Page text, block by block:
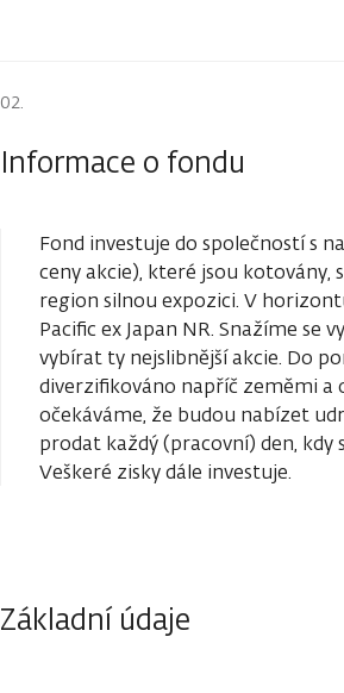
Informace o fondu
Fond investuje do společností s
ceny akcie), které jsou
region silnou expozici. V
Pacific ex Japan NR. Snažíme
vybírat ty nejslibnější akcie. Do
diverzifikováno napříč zeměmi a
očekáváme, že budou nabízet
prodat každý (pracovní) den,
Veškeré zisky dále investuje.
Základní údaje